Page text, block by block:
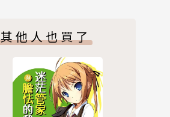
其他人也買了